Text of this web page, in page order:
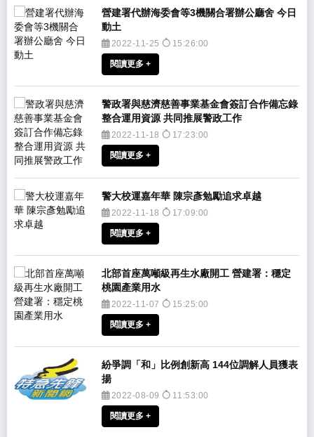
​營建署代辦海委會等3機關合署辦公廳舍 今日
動土
2022-11-25 15:26:00
閱讀更多 +
​警政署與慈濟慈善事業基金會簽訂合作備忘錄
整合運用資源 共同推展警政工作
2022-11-18 17:23:00
閱讀更多 +
​警大校運嘉年華 陳宗彥勉勵追求卓越
2022-11-18 17:09:00
閱讀更多 +
​北部首座萬噸級再生水廠開工 營建署：穩定
桃園產業用水
2022-11-07 15:25:00
閱讀更多 +
​紛爭調「和」比例創新高 144位調解人員獲表
揚
2022-08-09 11:53:00
閱讀更多 +